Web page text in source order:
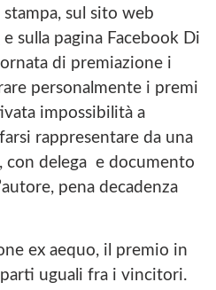
sul sito web
e sulla pagina Facebook Di
di premiazione i
personalmente i premi
impossibilità a
rappresentare da una
con delega e documento
pena decadenza
ex aequo, il premio in
uguali fra i vincitori.